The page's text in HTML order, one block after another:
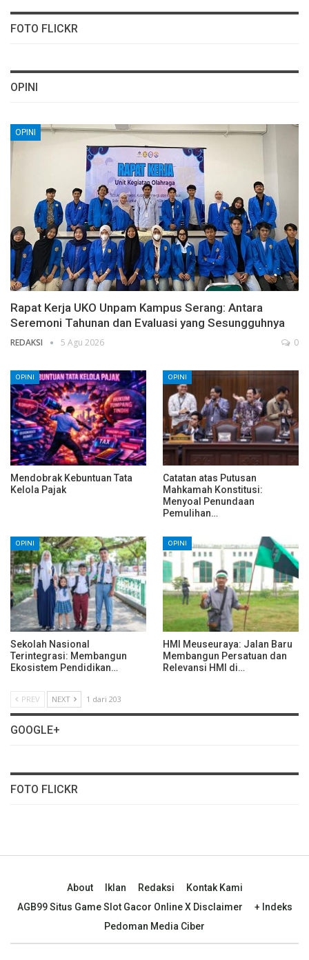
FOTO FLICKR
OPINI
OPINI
Rapat Kerja UKO Unpam Kampus Serang: Antara
Seremoni Tahunan dan Evaluasi yang Sesungguhnya
REDAKSI 5 Agu 2026 0
OPINI
Mendobrak Kebuntuan Tata
Kelola Pajak
OPINI
Catatan atas Putusan
Mahkamah Konstitusi:
Menyoal Penundaan
Pemulihan…
OPINI
Sekolah Nasional
Terintegrasi: Membangun
Ekosistem Pendidikan…
OPINI
HMI Meuseuraya: Jalan Baru
Membangun Persatuan dan
Relevansi HMI di…
PREV NEXT 1 dari 203
GOOGLE+
FOTO FLICKR
About Iklan Redaksi
Kontak Kami
AGB99 Situs Game Slot Gacor Online X Disclaimer
+ Indeks
Pedoman Media Ciber